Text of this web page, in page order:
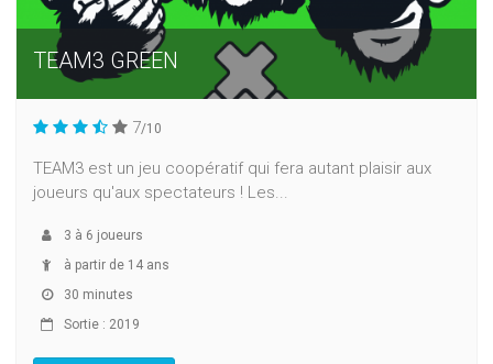
TEAM3 GREEN
7/10
TEAM3 est un jeu coopératif qui fera autant plaisir aux
joueurs qu'aux spectateurs ! Les...
3 à 6 joueurs
à partir de 14 ans
30 minutes
Sortie : 2019